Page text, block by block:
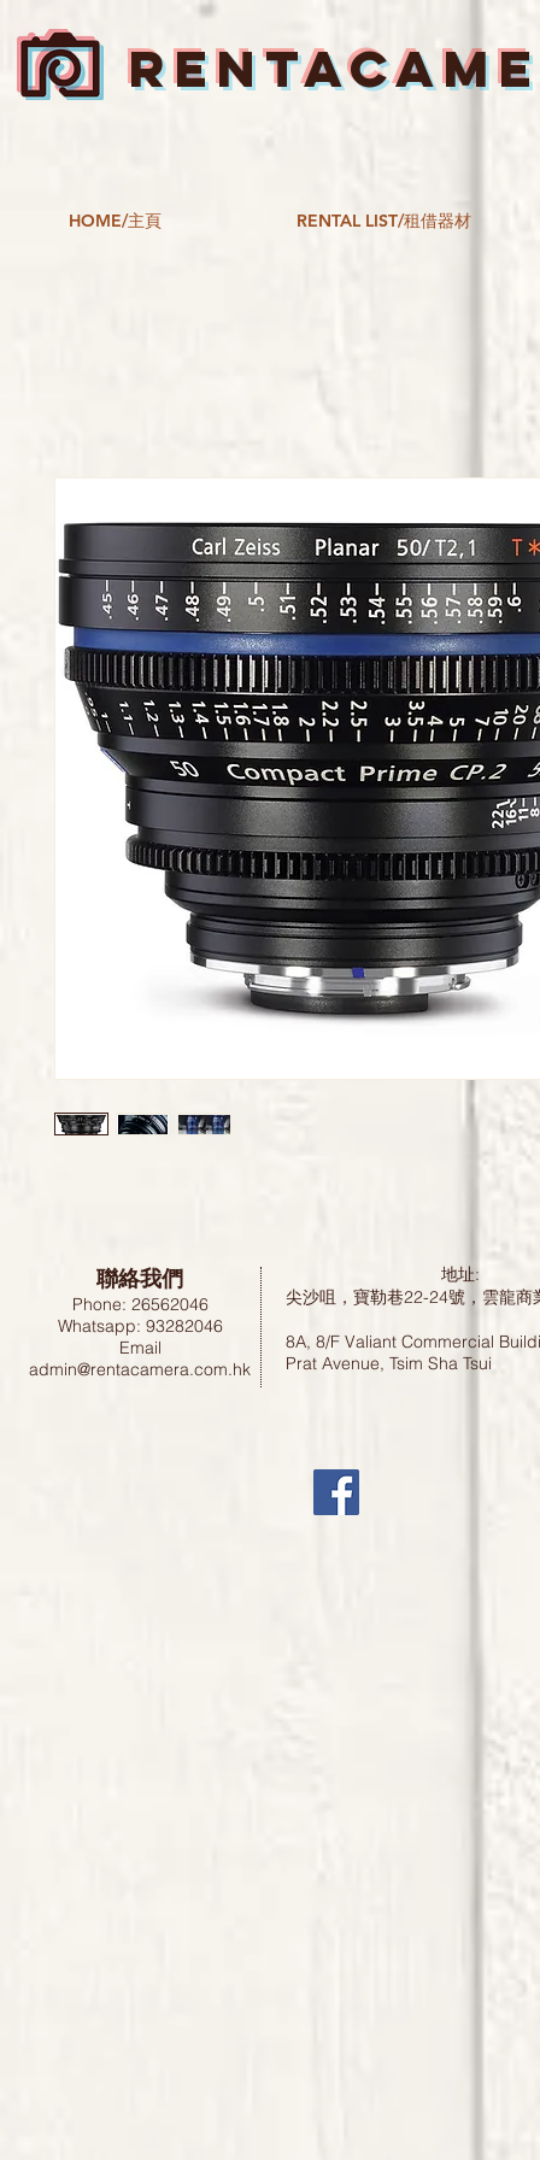
HOME/主頁 RENTAL LIST/租借器材
聯絡我們
Phone: 26562046
Whatsapp: 93282046
Email
admin@rentacamera.com.hk
地址:
尖沙咀，寶勒巷22-24號，雲龍
8A, 8/F Valiant Commercial
Prat Avenue, Tsim Sha Tsui